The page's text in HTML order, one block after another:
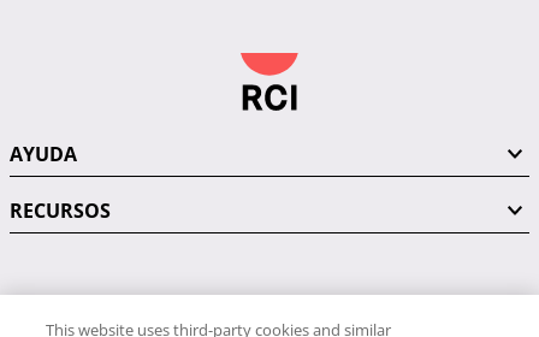
AYUDA
RECURSOS
PÓNGASE EN CONTACTO CON NOSOTROS
This website uses third-party cookies and similar